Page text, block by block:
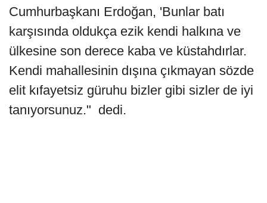
Cumhurbaşkanı Erdoğan, 'Bunlar batı
karşısında oldukça ezik kendi halkına ve
ülkesine son derece kaba ve küstahdırlar.
Kendi mahallesinin dışına çıkmayan sözde
elit kıfayetsiz güruhu bizler gibi sizler de iyi
tanıyorsunuz." dedi.